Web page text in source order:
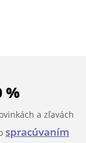
%
a zľavách
spracúvaním